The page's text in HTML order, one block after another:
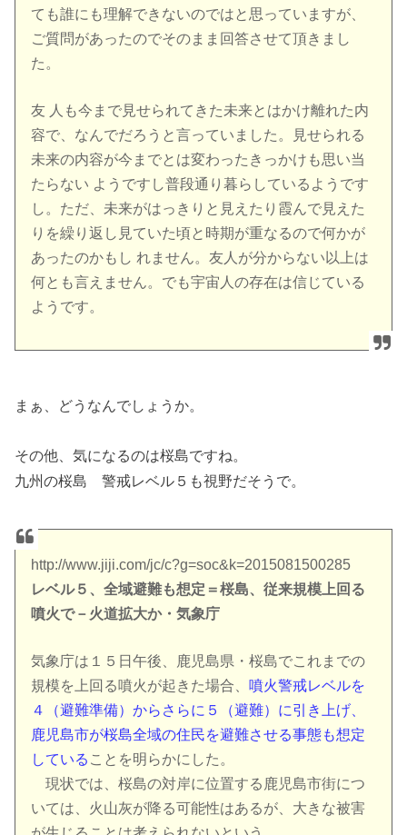
ても誰にも理解できないのではと思っていますが、
ご質問があったのでそのまま回答させて頂きまし
た。
友 人も今まで見せられてきた未来とはかけ離れた内
容で、なんでだろうと言っていました。見せられる
未来の内容が今までとは変わったきっかけも思い当
たらない ようですし普段通り暮らしているようです
し。ただ、未来がはっきりと見えたり霞んで見えた
りを繰り返し見ていた頃と時期が重なるので何かが
あったのかもし れません。友人が分からない以上は
何とも言えません。でも宇宙人の存在は信じている
ようです。
まぁ、どうなんでしょうか。
その他、気になるのは桜島ですね。
九州の桜島 警戒レベル５も視野だそうで。
http://www.jiji.com/jc/c?g=soc&k=2015081500285
レベル５、全域避難も想定＝桜島、従来規模上回る
噴火で－火道拡大か・気象庁
気象庁は１５日午後、鹿児島県・桜島でこれまでの
規模を上回る噴火が起きた場合、 噴火警戒レベルを
４（避難準備）からさらに５（避難）に引き上げ、
鹿児島市が桜島全域の住民を避難させる事態も想定
している ことを明らかにした。
現状では、桜島の対岸に位置する鹿児島市街につ
いては、火山灰が降る可能性はあるが、大きな被害